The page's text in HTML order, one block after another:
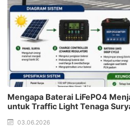
Mengapa Baterai LiFePO4
untuk Traffic Light Tenaga
03.06.2026